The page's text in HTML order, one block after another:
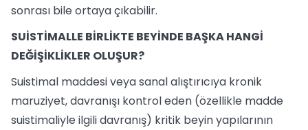
sonrası bile ortaya çıkabilir.
SUİSTİMALLE BİRLİKTE BEYİNDE BAŞKA HANGİ
DEĞİŞİKLİKLER OLUŞUR?
Suistimal maddesi veya sanal alıştırıcıya kronik
maruziyet, davranışı kontrol eden (özellikle madde
suistimaliyle ilgili davranış) kritik beyin yapılarının